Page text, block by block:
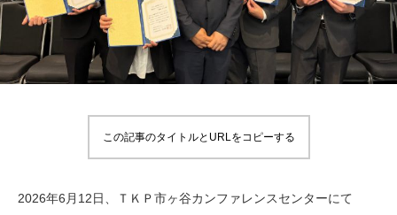
この記事のタイトルとURLをコピーする
2026年6月12日、ＴＫＰ市ヶ谷カンファレンスセンターにて